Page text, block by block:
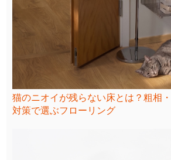
猫のニオイが残らない床とは？粗相
対策で選ぶフローリング